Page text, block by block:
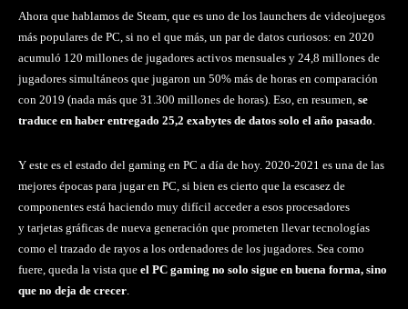
Ahora que hablamos de Steam, que es uno de los launchers de videojuegos
más populares de PC, si no el que más, un par de datos curiosos: en 2020
acumuló 120 millones de jugadores activos mensuales y 24,8 millones de
jugadores simultáneos que jugaron un 50% más de horas en comparación
con 2019 (nada más que 31.300 millones de horas). Eso, en resumen, se
traduce en haber entregado 25,2 exabytes de datos solo el año pasado
Y este es el estado del gaming en PC a día de hoy. 2020-2021 es una de las
mejores épocas para jugar en PC, si bien es cierto que la escasez de
componentes está haciendo muy difícil acceder a esos procesadores
y tarjetas gráficas de nueva generación que prometen llevar tecnologías
como el trazado de rayos a los ordenadores de los jugadores. Sea como
fuere, queda la vista que el PC gaming no solo sigue en buena forma, sino
que no deja de crecer